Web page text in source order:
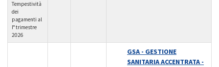
Tempestività
dei
pagamenti al
I° trimestre
2026
GSA - GESTIONE
SANITARIA ACCENTRATA -